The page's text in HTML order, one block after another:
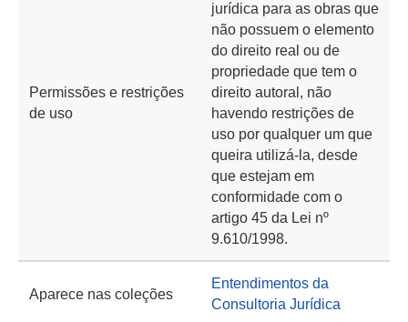
Permissões e restrições
de uso
jurídica para as obras que
não possuem o elemento
do direito real ou de
propriedade que tem o
direito autoral, não
havendo restrições de
uso por qualquer um que
queira utilizá-la, desde
que estejam em
conformidade com o
artigo 45 da Lei nº
9.610/1998.
Aparece nas coleções
Entendimentos da
Consultoria Jurídica